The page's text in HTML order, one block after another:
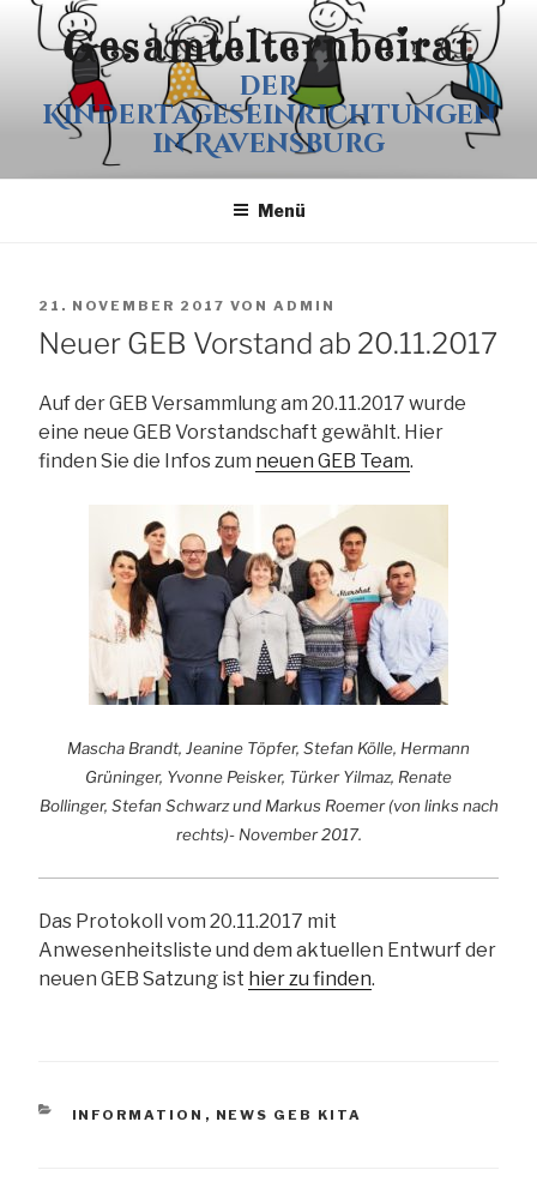
Zum
Inhalt
springenGesamtelternbeirat
der
Kindertageseinrichtungen
in Ravensburg
Menü
VERÖFFENTLICHT
AM
21. NOVEMBER 2017 VON ADMIN
Neuer GEB Vorstand ab 20.11.2017
Auf der GEB Versammlung am 20.11.2017 wurde
eine neue GEB Vorstandschaft gewählt. Hier
finden Sie die Infos zum neuen GEB Team.
Mascha Brandt, Jeanine Töpfer, Stefan Kölle, Hermann
Grüninger, Yvonne Peisker, Türker Yilmaz, Renate
Bollinger, Stefan Schwarz und Markus Roemer (von links nach
rechts)- November 2017.
Das Protokoll vom 20.11.2017 mit
Anwesenheitsliste und dem aktuellen Entwurf der
neuen GEB Satzung ist hier zu finden.
KATEGORIEN
INFORMATION , NEWS GEB KITA